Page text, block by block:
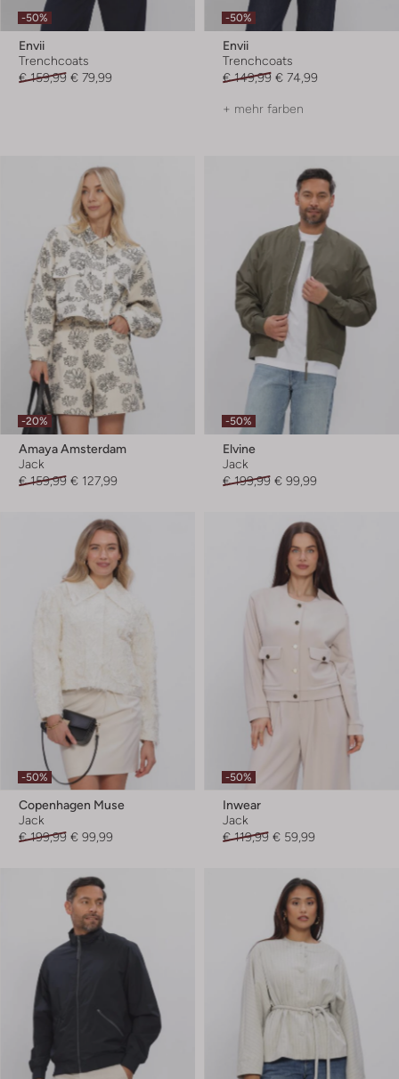
-50%
Envii
Trenchcoats
€ 159,99 € 79,99
-50%
Envii
Trenchcoats
€ 149,99 € 74,99
+ mehr farben
-20%
Amaya Amsterdam
Jack
€ 159,99 € 127,99
-50%
Elvine
Jack
€ 199,99 € 99,99
-50%
Copenhagen Muse
Jack
€ 199,99 € 99,99
-50%
Inwear
Jack
€ 119,99 € 59,99